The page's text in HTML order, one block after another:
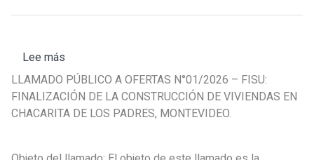
Rieles,
Lee más
Llamado
N°01/2026
-
LLAMADO PÚBLICO A OFERTAS N°01/2026 – FISU:
FINALIZACIÓN DE LA CONSTRUCCIÓN DE VIVIENDAS EN
CHACARITA DE LOS PADRES, MONTEVIDEO.